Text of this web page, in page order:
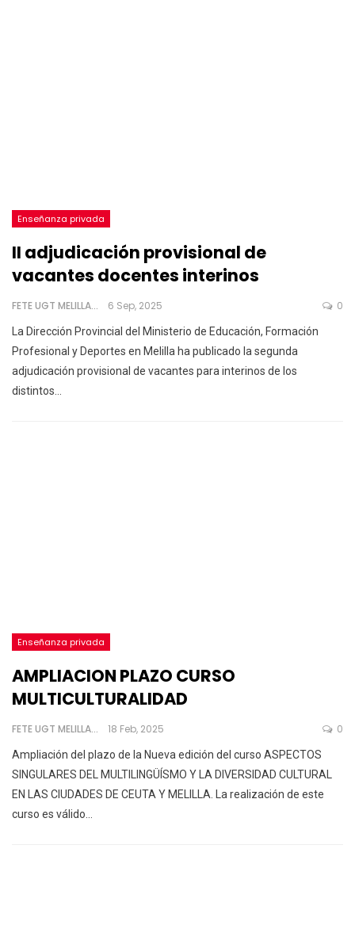
Enseñanza privada
II adjudicación provisional de
vacantes docentes interinos
FETE UGT MELILLA 6 Sep, 2025 0
La Dirección Provincial del Ministerio de Educación, Formación
Profesional y Deportes en Melilla ha publicado la segunda
adjudicación provisional de vacantes para interinos de los
distintos
Enseñanza privada
AMPLIACION PLAZO CURSO
MULTICULTURALIDAD
FETE UGT MELILLA 18 Feb, 2025 0
Ampliación del plazo de la Nueva edición del curso ASPECTOS
SINGULARES DEL MULTILINGÜÍSMO Y LA DIVERSIDAD CULTURAL
EN LAS CIUDADES DE CEUTA Y MELILLA. La realización de este
curso es válido…